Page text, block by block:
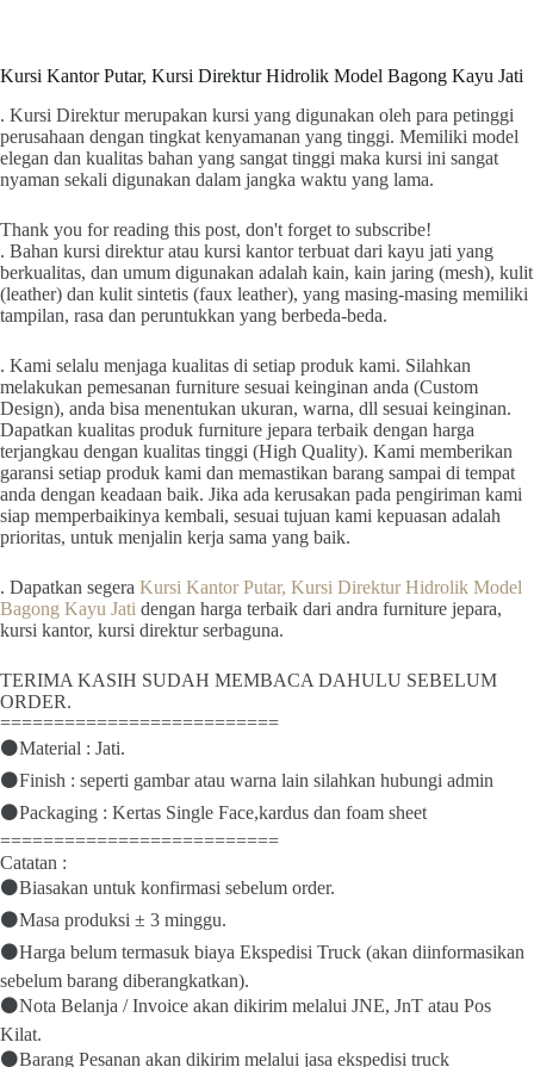
Kursi Kantor Putar, Kursi Direktur Hidrolik Model Bagong Kayu Jati
. Kursi Direktur merupakan kursi yang digunakan oleh para petinggi
perusahaan dengan tingkat kenyamanan yang tinggi. Memiliki model
elegan dan kualitas bahan yang sangat tinggi maka kursi ini sangat
nyaman sekali digunakan dalam jangka waktu yang lama.
Thank you for reading this post, don't forget to subscribe!
. Bahan kursi direktur atau kursi kantor terbuat dari kayu jati yang
berkualitas, dan umum digunakan adalah kain, kain jaring (mesh), kulit
(leather) dan kulit sintetis (faux leather), yang masing-masing memiliki
tampilan, rasa dan peruntukkan yang berbeda-beda.
. Kami selalu menjaga kualitas di setiap produk kami. Silahkan
melakukan pemesanan furniture sesuai keinginan anda (Custom
Design), anda bisa menentukan ukuran, warna, dll sesuai keinginan.
Dapatkan kualitas produk furniture jepara terbaik dengan harga
terjangkau dengan kualitas tinggi (High Quality). Kami memberikan
garansi setiap produk kami dan memastikan barang sampai di tempat
anda dengan keadaan baik. Jika ada kerusakan pada pengiriman kami
siap memperbaikinya kembali, sesuai tujuan kami kepuasan adalah
prioritas, untuk menjalin kerja sama yang baik.
. Dapatkan segera Kursi Kantor Putar, Kursi Direktur Hidrolik Model
Bagong Kayu Jati dengan harga terbaik dari andra furniture jepara,
kursi kantor, kursi direktur serbaguna.
TERIMA KASIH SUDAH MEMBACA DAHULU SEBELUM
ORDER.
==========================
⚫Material : Jati.
⚫Finish : seperti gambar atau warna lain silahkan hubungi admin
⚫Packaging : Kertas Single Face,kardus dan foam sheet
==========================
Catatan :
⚫Biasakan untuk konfirmasi sebelum order.
⚫Masa produksi ± 3 minggu.
⚫Harga belum termasuk biaya Ekspedisi Truck (akan diinformasikan
sebelum barang diberangkatkan).
⚫Nota Belanja / Invoice akan dikirim melalui JNE, JnT atau Pos
Kilat.
⚫Barang Pesanan akan dikirim melalui jasa ekspedisi truck